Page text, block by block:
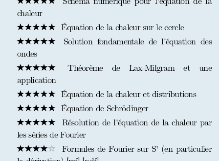
chaleur
Équation de la chaleur sur le cercle
Solution fondamentale de l'équation des
ondes
Théorème de Lax-Milgram et une
application
Équation de la chaleur et distributions
Équation de Schrödinger
Résolution de l'équation de la chaleur par
les séries de Fourier
Formules de Fourier sur S' (en particulier